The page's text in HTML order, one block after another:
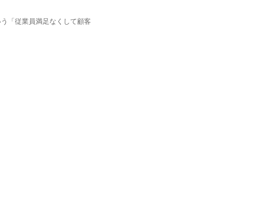
「従業員満足なくして顧客